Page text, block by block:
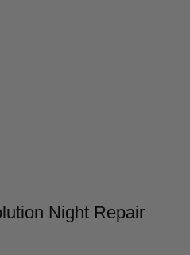
Night Repair